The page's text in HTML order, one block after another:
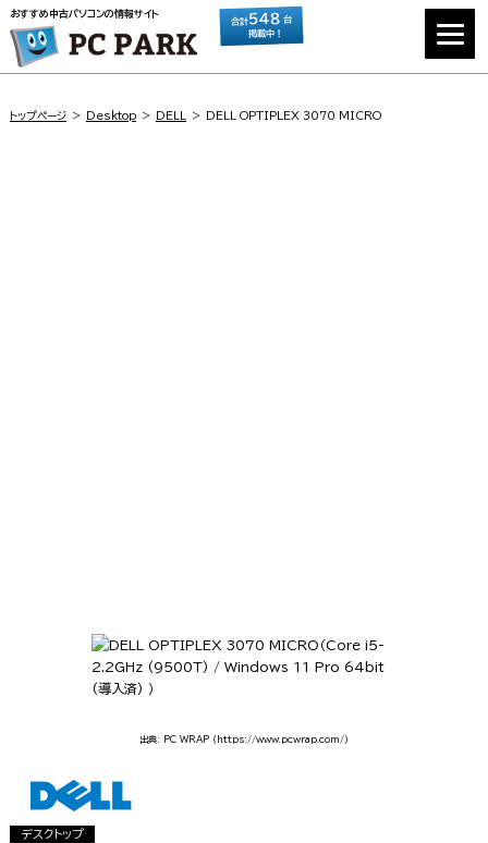
おすすめ中古パソコンの情報サイト
合計548 台
掲載中！
トップページ Desktop DELL DELL OPTIPLEX 3070 MICRO
出典: PC WRAP （https://www.pcwrap.com/）
デスクトップ